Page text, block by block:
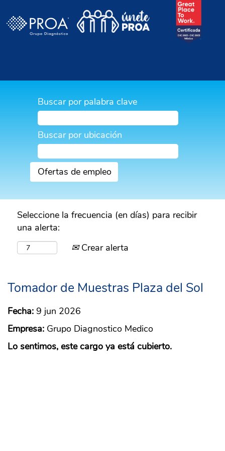
Buscar por palabra clave
Buscar por ubicación
Seleccione la frecuencia (en días) para recibir
una alerta:
Crear alerta
Tomador de Muestras Plaza del Sol
Fecha: 9 jun 2026
Empresa: Grupo Diagnostico Medico
Lo sentimos, este cargo ya está cubierto.